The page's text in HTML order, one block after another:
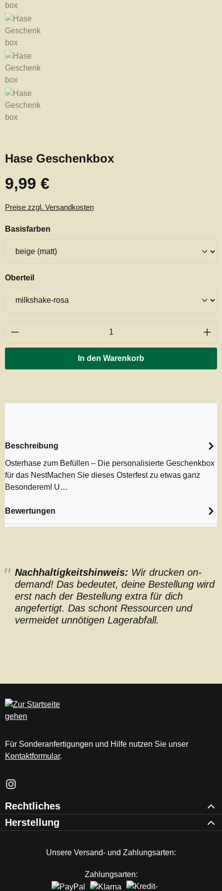
Hase Geschenkbox
Regulärer Preis:
9,99 €
Preise zzgl. Versandkosten
Basisfarben
Oberteilauswählen
Produkt Anzahl: Gib den gewünschten
In den Warenkorb
Beschreibung
Osterhase zum Befüllen – Die personalisierte Geschenkbox
für das NestMachen Sie dieses Osterfest zu etwas ganz
Besonderem! U…
Bewertungen
Nachhaltigkeitshinweis: Wir drucken on-
demand! Das bedeutet, deine Bestellung wird
erst nach der Bestellung extra für dich
angefertigt. Das schont Ressourcen und
vermeidet unnötigen Lagerabfall.
Für Sonderanfertigungen und Hilfe nutzen Sie unser
Kontaktformular.
Schau auf Instagram vorbei – öffnet in neuem Tab (externer
Rechtliches
Herstellung
Unsere Versand- und Zahlungsarten:
Zahlungsarten: